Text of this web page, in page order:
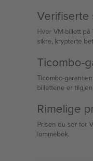
Verifiserte
Hver VM-billett
sikre, krypterte
Ticombo-
Ticombo-
billettene er
Rimelige
Prisen du ser for
lommebok.